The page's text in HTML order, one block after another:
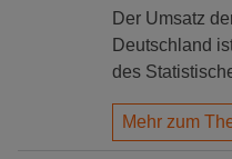
Der Umsatz
Deutschland
des
Mehr zum